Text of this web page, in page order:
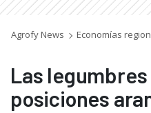
Agrofy News Economías
Las
posiciones